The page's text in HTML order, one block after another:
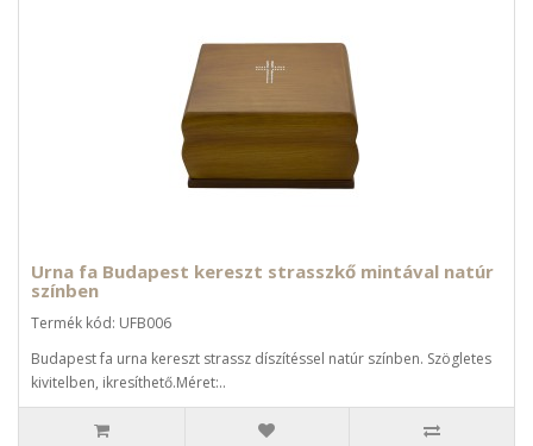
Urna fa Budapest kereszt strasszkő mintával natúr
színben
Termék kód: UFB006
Budapest fa urna kereszt strassz díszítéssel natúr színben. Szögletes
kivitelben, ikresíthető.Méret:..